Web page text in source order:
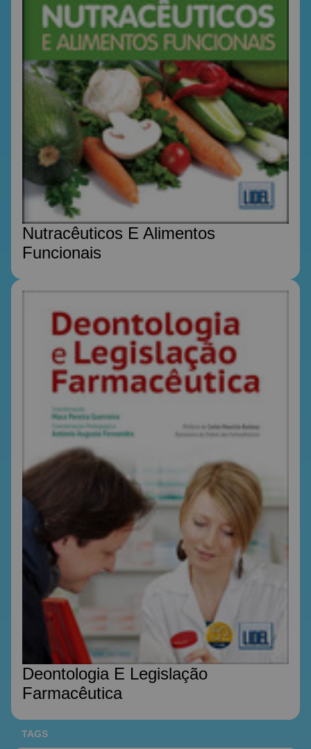
Nutracêuticos E Alimentos
Funcionais
Deontologia E Legislação
Farmacêutica
TAGS